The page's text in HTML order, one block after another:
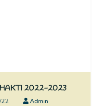
2022-2023
Admin